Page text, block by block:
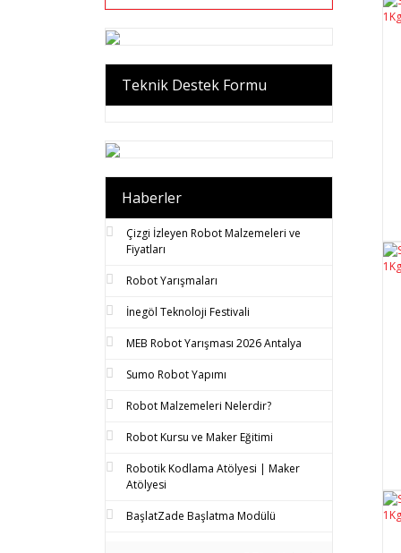
Teknik Destek Formu
Haberler
Çizgi İzleyen Robot Malzemeleri ve
Fiyatları
Robot Yarışmaları
İnegöl Teknoloji Festivali
MEB Robot Yarışması 2026 Antalya
Sumo Robot Yapımı
Robot Malzemeleri Nelerdir?
Robot Kursu ve Maker Eğitimi
Robotik Kodlama Atölyesi | Maker
Atölyesi
BaşlatZade Başlatma Modülü